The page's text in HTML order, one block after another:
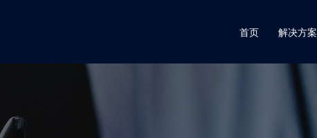
首页 解决方案